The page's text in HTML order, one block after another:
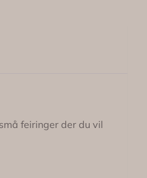
feiringer der du vil